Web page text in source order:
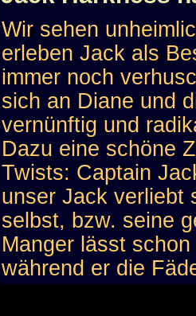
Wir sehen
erleben Jack als
immer noch
sich an Diane und
vernünftig und
Dazu eine schöne
Twists: Captain
unser Jack verliebt
selbst, bzw. seine
Manger lässt
während er die